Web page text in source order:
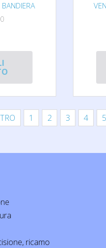
1 2 3 4 5
ricamo